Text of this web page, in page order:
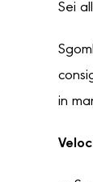
Sei
in